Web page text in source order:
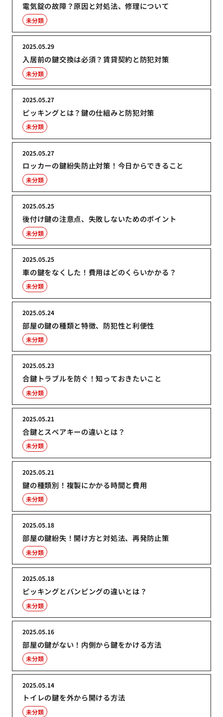
電気錠の故障？原因と対処法、修理について
未分類
入居前の鍵交換は必須？賃貸契約と防犯対策
2025.05.29
未分類
ピッキングとは？鍵の仕組みと防犯対策
2025.05.27
未分類
ロッカーの鍵紛失防止対策！今日からできること
2025.05.27
未分類
後付け鍵の注意点、失敗しないためのポイント
2025.05.25
未分類
車の鍵をなくした！費用はどのくらいかかる？
2025.05.25
未分類
部屋の鍵の種類と特徴、防犯性と利便性
2025.05.24
未分類
合鍵トラブルを防ぐ！知っておきたいこと
2025.05.23
未分類
合鍵とスペアキーの違いとは？
2025.05.21
未分類
鍵の種類別！複製にかかる時間と費用
2025.05.21
未分類
部屋の鍵紛失！開け方と対処法、再発防止策
2025.05.18
未分類
ピッキングとバンピングの違いとは？
2025.05.18
未分類
部屋の鍵がない！内側から鍵をかける方法
2025.05.16
未分類
トイレの鍵を外から開ける方法
2025.05.14
未分類